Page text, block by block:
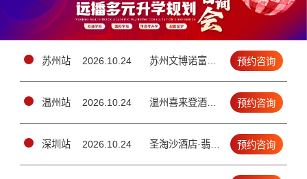
苏州站 2026.10.24 苏州文博诺富特酒店1楼玲珑厅（苏州吴中区工业园区苏州大道东688号） 预约咨询
温州站 2026.10.24 温州喜来登酒店四楼锦绣厅（（温州市车站大道292号）） 预约咨询
深圳站 2026.10.24 圣淘沙酒店·翡翠店4楼宴会厅（南山区金鸡路1号） 预约咨询